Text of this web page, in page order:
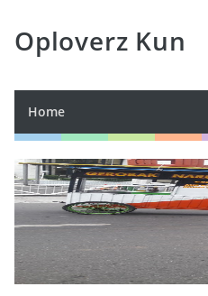
Oploverz Kun
Home